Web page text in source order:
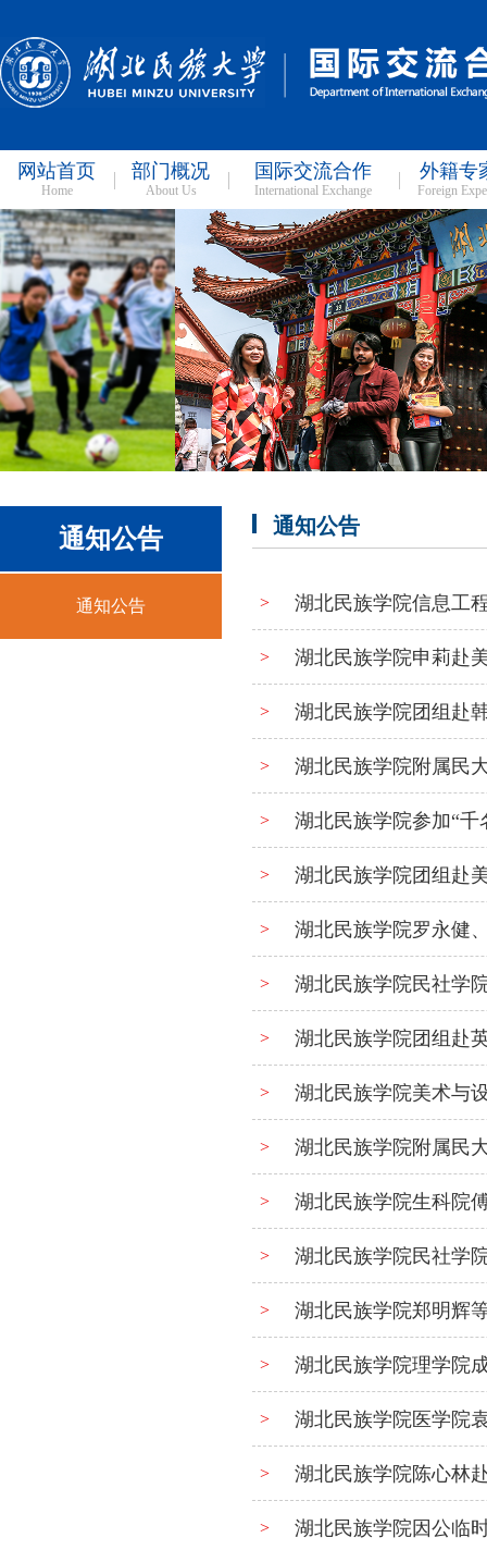
网站首页
Home
部门概况
About Us
国际交流合作
International Exchange
外籍专
Foreign
通知公告
通知公告
通知公告
> 湖北民族学院信息工
> 湖北民族学院申莉赴
> 湖北民族学院团组赴
> 湖北民族学院附属民
> 湖北民族学院参加“
> 湖北民族学院团组赴
> 湖北民族学院罗永健
> 湖北民族学院民社学
> 湖北民族学院团组赴
> 湖北民族学院美术与
> 湖北民族学院附属民
> 湖北民族学院生科院
> 湖北民族学院民社学
> 湖北民族学院郑明辉
> 湖北民族学院理学院
> 湖北民族学院医学院
> 湖北民族学院陈心林
> 湖北民族学院因公临